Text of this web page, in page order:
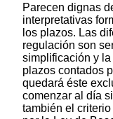
Parecen dignas
interpretativas
los plazos. Las
regulación son
simplificación y
plazos contados
quedará éste
comenzar al día
también el